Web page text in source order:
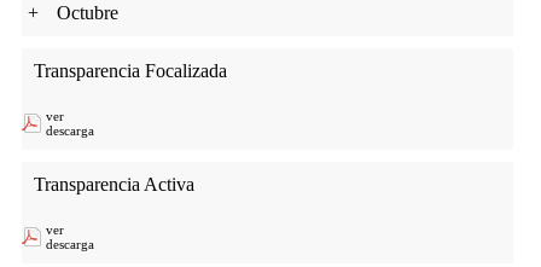
+ Octubre
Transparencia Focalizada
ver
descarga
Transparencia Activa
ver
descarga